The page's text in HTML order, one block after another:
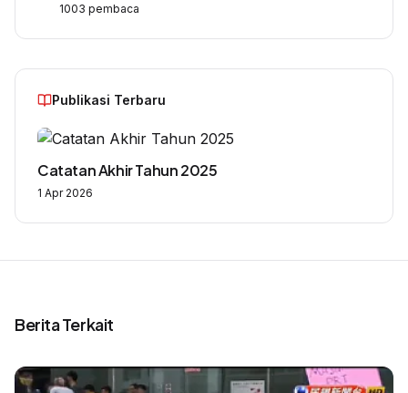
1003 pembaca
Publikasi Terbaru
Catatan Akhir Tahun 2025
1 Apr 2026
Berita Terkait